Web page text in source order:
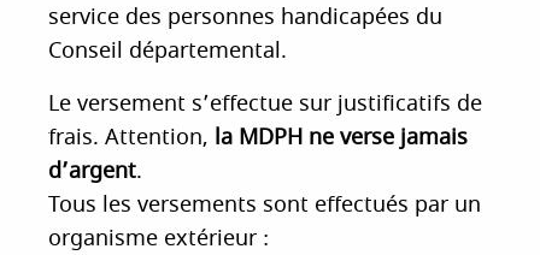
service des personnes handicapées du
Conseil départemental.
Le versement s’effectue sur justificatifs de
frais. Attention, la MDPH ne verse jamais
d’argent.
Tous les versements sont effectués par un
organisme extérieur :